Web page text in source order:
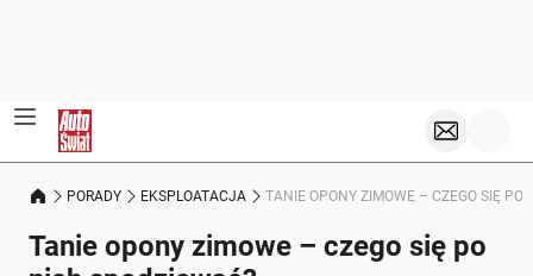
PORADY EKSPLOATACJA TANIE OPONY ZIMOWE – CZEGO SIĘ PO
Tanie opony zimowe – czego się po